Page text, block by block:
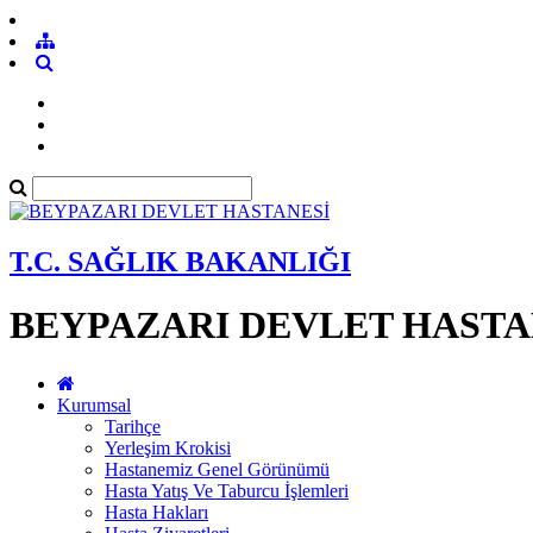
T.C. SAĞLIK BAKANLIĞI
BEYPAZARI DEVLET
Kurumsal
Tarihçe
Yerleşim Krokisi
Hastanemiz Genel Görünümü
Hasta Yatış Ve Taburcu İşlemleri
Hasta Hakları